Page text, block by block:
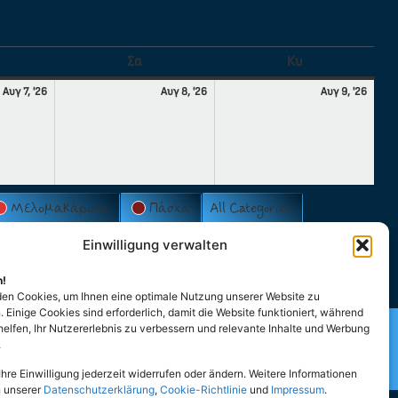
Einwilligung verwalten
Cookies, um Ihnen eine optimale Nutzung unserer Website zu
Einige Cookies sind erforderlich, damit die Website funktioniert, während
Ihr Nutzererlebnis zu verbessern und relevante Inhalte und Werbung
Einwilligung jederzeit widerrufen oder ändern. Weitere Informationen
unserer Datenschutzerklärung, Cookie-Richtlinie und Impressum.
Σα Κυ
Αυγ 7, '26 Αυγ 8, '26 Αυγ 9, '26
Μελομακάρονα Πάσχα All Categories
Hellenen und Hellasfreunde